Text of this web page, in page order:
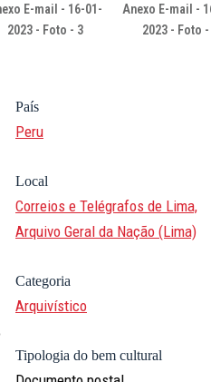
E-mail - 16-01-
2023 - Foto - 3
Anexo E-mail -
2023 - Foto -
País
Peru
Local
Correios e Telégrafos de Lima,
Arquivo Geral da Nação (Lima)
Categoria
Arquivístico
Tipologia do bem cultural